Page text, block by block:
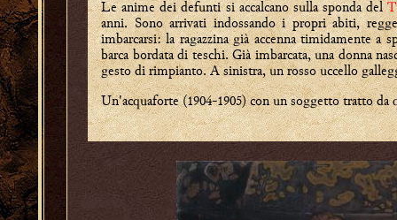
Le anime dei defunti si accalcano sulla sponda del
anni. Sono arrivati indossando i propri abiti,
imbarcarsi: la ragazzina già accenna timidamente
barca bordata di teschi. Già imbarcata, una donna
gesto di rimpianto. A sinistra, un rosso uccello
Un'acquaforte (1904-1905) con un soggetto tratto